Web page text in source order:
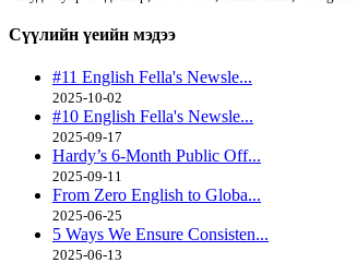
Сүүлийн үеийн мэдээ
#11 English Fella's Newsle...
2025-10-02
#10 English Fella's Newsle...
2025-09-17
Hardy’s 6-Month Public Off...
2025-09-11
From Zero English to Globa...
2025-06-25
5 Ways We Ensure Consisten...
2025-06-13